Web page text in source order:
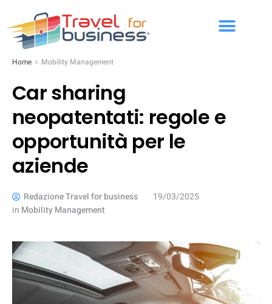
Home Mobility Management
Car sharing
neopatentati: regole e
opportunità per le
aziende
Redazione Travel for business
19/03/2025
in Mobility Management